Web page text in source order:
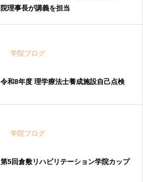
院理事長が講義を担当
学院ブログ
令和8年度 理学療法士養成施設自己点検
学院ブログ
第5回倉敷リハビリテーション学院カップ